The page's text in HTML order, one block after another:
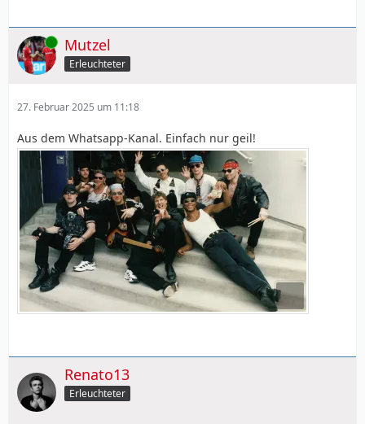
Online Mutzel
Erleuchteter
27. Februar 2025 um 11:18
Aus dem Whatsapp-Kanal. Einfach nur geil!
Renato13
Erleuchteter